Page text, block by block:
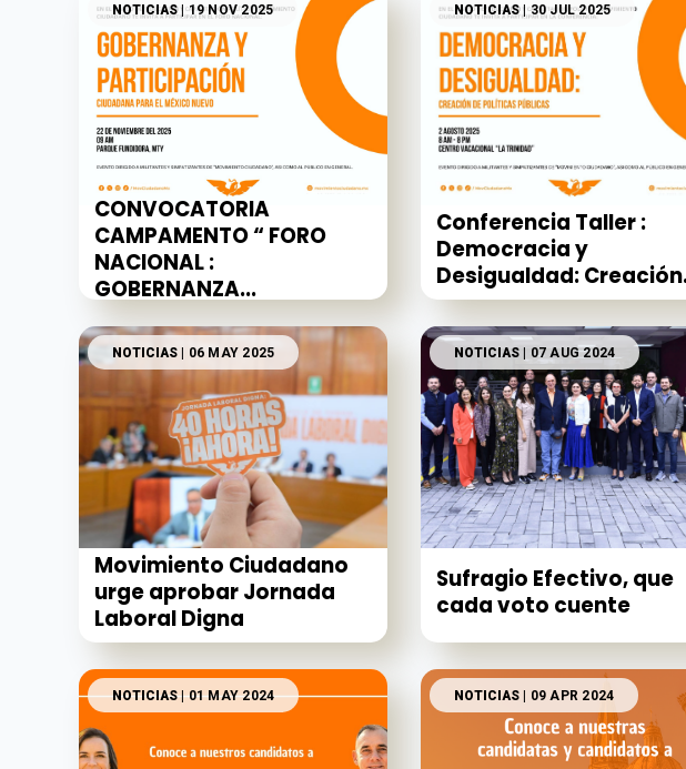
NOTICIAS| 19 NOV 2025
CONVOCATORIA
CAMPAMENTO “ FORO
NACIONAL :
GOBERNANZA...
NOTICIAS| 30 JUL 2025
Conferencia Taller :
Democracia y
Desigualdad:
NOTICIAS | 06 MAY 2025
Movimiento Ciudadano
urge aprobar Jornada
Laboral Digna
NOTICIAS | 07 AUG 2024
Sufragio Efectivo, que
cada voto cuente
NOTICIAS| 01 MAY 2024 NOTICIAS | 09 APR 2024